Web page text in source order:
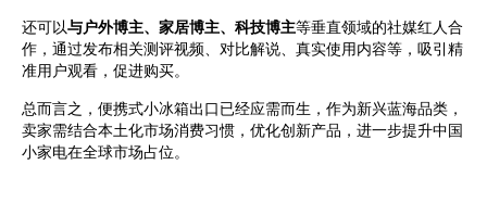
还可以与户外博主、家居博主、科技博主等垂直领域的社媒红人合
作，通过发布相关测评视频、对比解说、真实使用内容等，吸引精
准用户观看，促进购买。
总而言之，便携式小冰箱出口已经应需而生，作为新兴蓝海品类，
卖家需结合本土化市场消费习惯，优化创新产品，进一步提升中国
小家电在全球市场占位。